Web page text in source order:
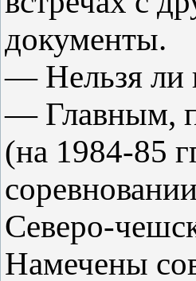
документы.
— Нельзя ли
— Главным,
(на 1984-85
Северо-
Намечены